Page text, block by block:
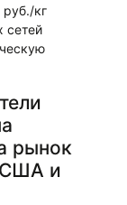
руб./кг
сетей
рынок
США и